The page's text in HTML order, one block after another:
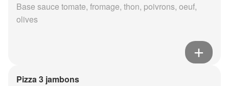
Base sauce tomate, fromage, thon, poivrons, oeuf,
olives
Pizza 3 jambons